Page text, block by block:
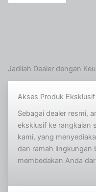
Jadilah Dealer dengan
Akses Produk Eksklusif
Sebagai dealer resmi,
eksklusif ke rangkaian
kami, yang
dan ramah lingkungan
membedakan Anda